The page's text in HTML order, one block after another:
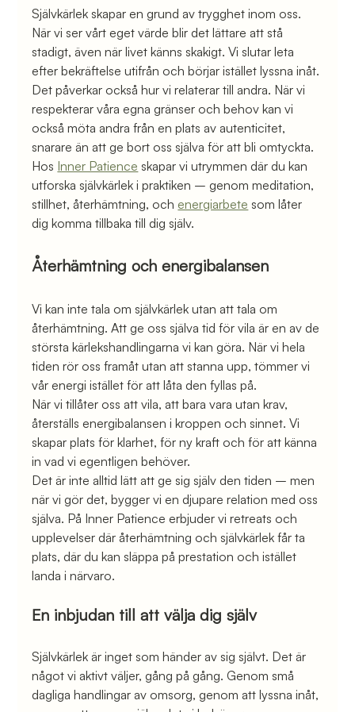
Självkärlek skapar en grund av trygghet inom oss.
När vi ser vårt eget värde blir det lättare att stå
stadigt, även när livet känns skakigt. Vi slutar leta
efter bekräftelse utifrån och börjar istället lyssna inåt.
Det påverkar också hur vi relaterar till andra. När vi
respekterar våra egna gränser och behov kan vi
också möta andra från en plats av autenticitet,
snarare än att ge bort oss själva för att bli omtyckta.
Hos Inner Patience skapar vi utrymmen där du kan
utforska självkärlek i praktiken – genom meditation,
stillhet, återhämtning, och energiarbete som låter
dig komma tillbaka till dig själv.
Återhämtning och energibalansen
Vi kan inte tala om självkärlek utan att tala om
återhämtning. Att ge oss själva tid för vila är en av de
största kärlekshandlingarna vi kan göra. När vi hela
tiden rör oss framåt utan att stanna upp, tömmer vi
vår energi istället för att låta den fyllas på.
När vi tillåter oss att vila, att bara vara utan krav,
återställs energibalansen i kroppen och sinnet. Vi
skapar plats för klarhet, för ny kraft och för att känna
in vad vi egentligen behöver.
Det är inte alltid lätt att ge sig själv den tiden – men
när vi gör det, bygger vi en djupare relation med oss
själva. På Inner Patience erbjuder vi retreats och
upplevelser där återhämtning och självkärlek får ta
plats, där du kan släppa på prestation och istället
landa i närvaro.
En inbjudan till att välja dig själv
Självkärlek är inget som händer av sig självt. Det är
något vi aktivt väljer, gång på gång. Genom små
dagliga handlingar av omsorg, genom att lyssna inåt,